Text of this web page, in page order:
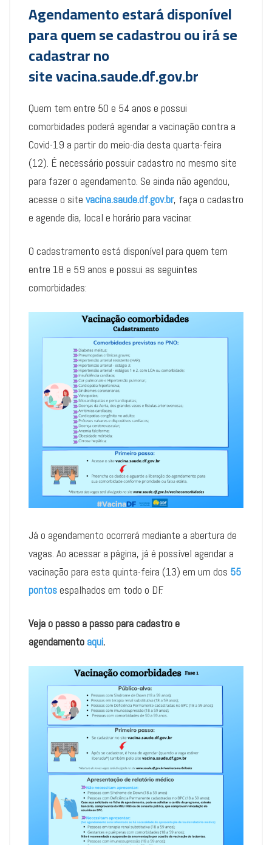
Agendamento estará disponível
para quem se cadastrou ou irá se
cadastrar no
sitevacina.saude.df.gov.br
Quem tem entre 50 e 54 anos e possui
comorbidades poderá agendar a vacinação contra a
Covid-19 a partir do meio-dia desta quarta-feira
(12). É necessário possuir cadastro no mesmo site
para fazer o agendamento. Se ainda não agendou,
acesse o site vacina.saude.df.gov.br, faça o cadastro
e agende dia, local e horário para vacinar.
O cadastramento está disponível para quem tem
entre 18 e 59 anos e possui as seguintes
comorbidades:
Já o agendamento ocorrerá mediante a abertura de
vagas. Ao acessar a página, já é possível agendar a
vacinação para esta quinta-feira (13) em um dos 55
pontosespalhados em todo o DF.
Veja o passo a passo para cadastro e
agendamento aqui.